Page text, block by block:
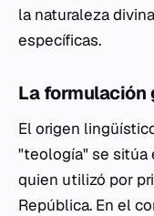
la naturaleza
específicas.
La
El origen
"teología" se sitúa
quien utilizó por
República. En el